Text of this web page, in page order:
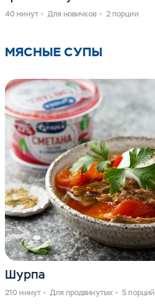
40 минут Для новичков 2 порции
МЯСНЫЕ СУПЫ
Шурпа
210 минут Для продвинутых 5 порций